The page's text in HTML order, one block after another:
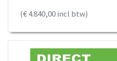
(€ 4.840,00 incl btw)